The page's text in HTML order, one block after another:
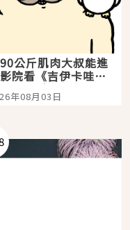
公斤肌肉大叔能進
院看《吉伊卡哇》
？日本重金屬樂團
首」會長與nagano
年08月03日